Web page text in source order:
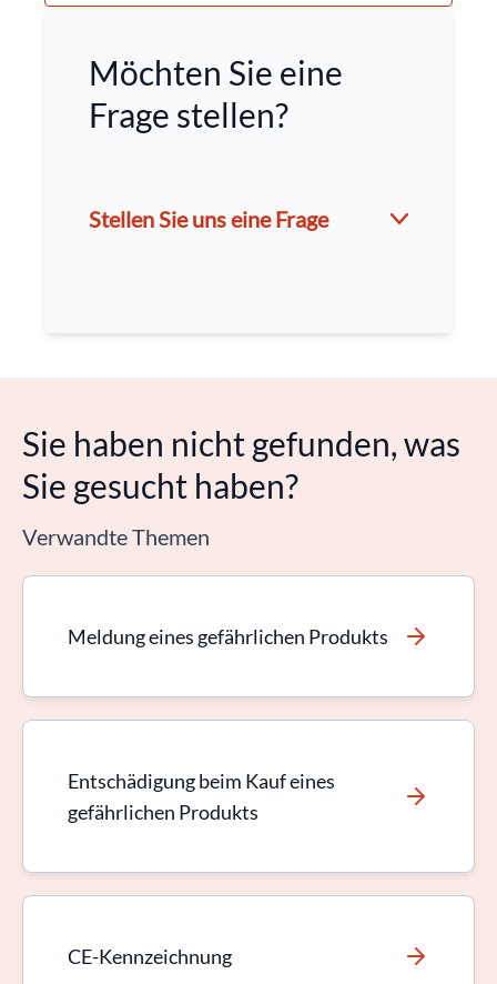
Möchten Sie eine
Frage stellen?
Stellen Sie uns eine Frage
Sie haben nicht gefunden, was
Sie gesucht haben?
Verwandte Themen
Meldung eines gefährlichen Produkts
Entschädigung beim Kauf eines
gefährlichen Produkts
CE-Kennzeichnung